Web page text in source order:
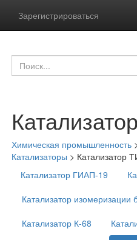
Зарегистрироваться
Химическая промышленность
Катализаторы > Катализатор
Катализатор ГИАП-19
Катализатор изомеризации
Катализатор К-68